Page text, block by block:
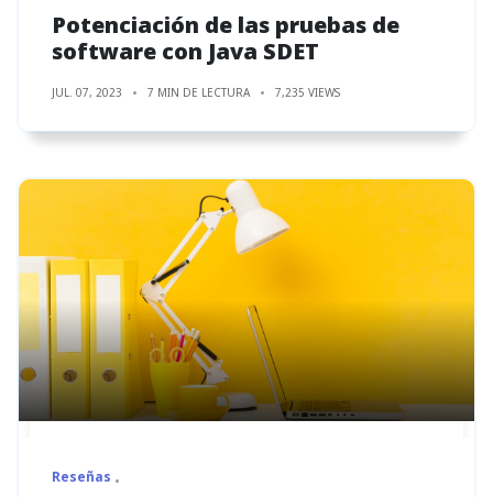
Potenciación de las pruebas de
software con Java SDET
JUL. 07, 2023 7 MIN DE LECTURA 7,235 VIEWS
Reseñas